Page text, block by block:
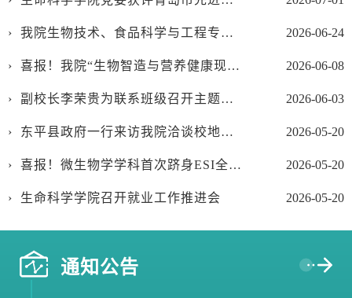
我院生物技术、食品科学与工程专业获评 2026 软科B+评级 2026-06-24
喜报！我院“生物智造与营养健康现代产业学院” 成功入选2025年山东省现代产业学院建设名单 2026-06-08
副校长李荣贵为联系班级召开主题班会 2026-06-03
东平县政府一行来访我院洽谈校地合作事宜 2026-05-20
喜报！微生物学学科首次跻身ESI全球排名前1% 2026-05-20
生命科学学院召开就业工作推进会 2026-05-20
通知公告